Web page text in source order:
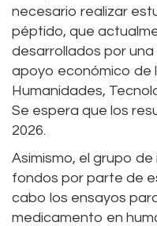
necesario realizar
péptido, que
desarrollados por
apoyo económico de
Humanidades,
Se espera que los
2026.
Asimismo, el grupo
fondos por parte de
cabo los ensayos
medicamento en